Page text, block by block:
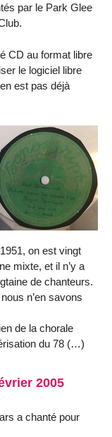
par le Park Glee
CD au format libre
le logiciel libre
est pas déjà
on est vingt
mixte, et il n’y a
de chanteurs.
n’en savons
de la chorale
du 78 (…)
2005
a chanté pour